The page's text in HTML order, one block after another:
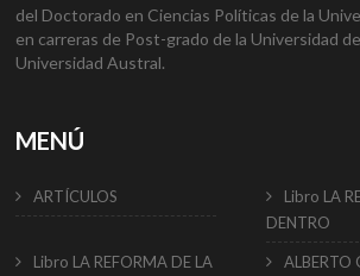
del Doctorado en Ciencias Políticas de la
en carreras de Post-grado de la Universidad
Universidad Austral.
MENÚ
ARTÍCULOS
Libro LA
DENTRO
Libro LA REFORMA DE LA
ALBERTO